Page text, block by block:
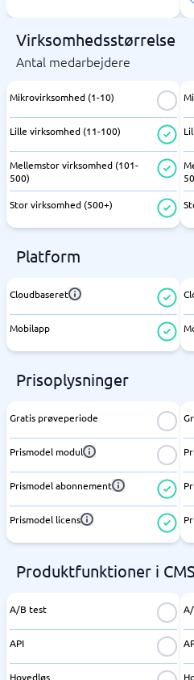
Virksomhedsstørrelse
Antal medarbejdere
Mikrovirksomhed (1-10)
Lille virksomhed (11-100)
Mellemstor virksomhed (101-
500)
Stor virksomhed (500+)
Platform
Cloudbaseret
Mobilapp
Prisoplysninger
Gratis prøveperiode
Prismodel modul
Prismodel abonnement
Prismodel licens
Produktfunktioner i CMS
A/B test
API
Hovedløs